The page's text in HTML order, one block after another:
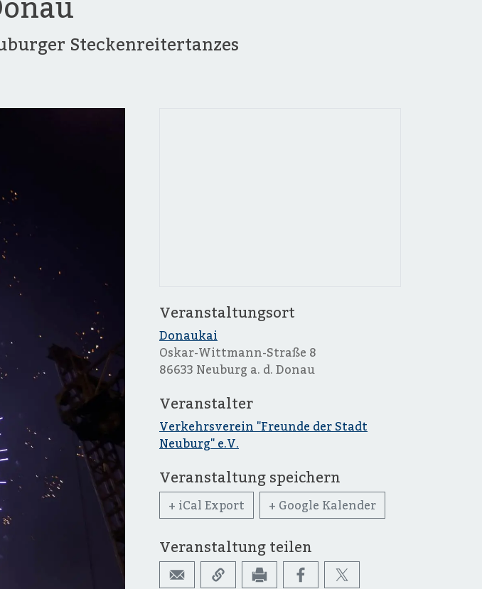
Steckenreitertanzes
Veranstaltungsort
Donaukai
Oskar-Wittmann-Straße 8
86633 Neuburg a. d. Donau
Veranstalter
Verkehrsverein "Freunde der Stadt
Neuburg" e.V.
Veranstaltung speichern
+ iCal Export + Google Kalender
Veranstaltung teilen